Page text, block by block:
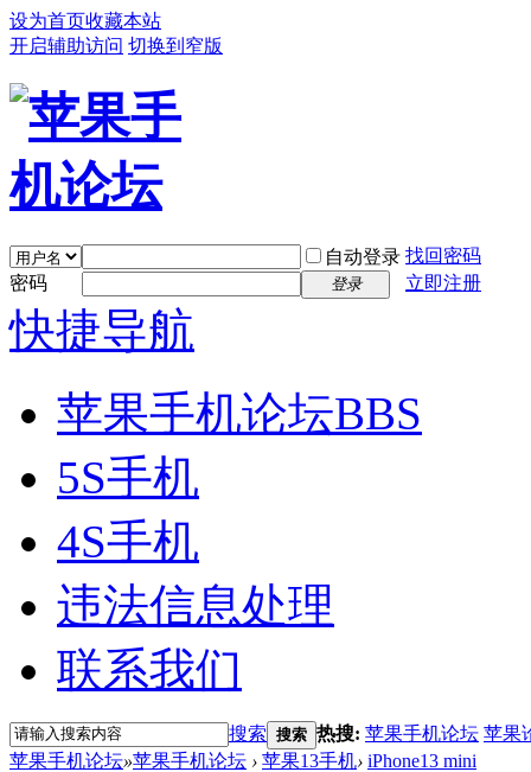
设为首页收藏本站
开启辅助访问 切换到窄版
自动登录 找回密码
密码
登录 立即注册
快捷导航
苹果手机论坛BBS
5S手机
4S手机
违法信息处理
联系我们
搜索 搜索 热搜: 苹果手机论坛 苹果
苹果手机论坛»苹果手机论坛 › 苹果13手机› iPhone13 mini